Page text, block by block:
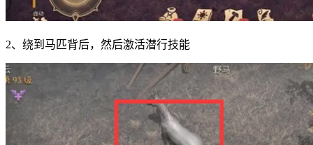
2、绕到马匹背后，然后激活潜行技能